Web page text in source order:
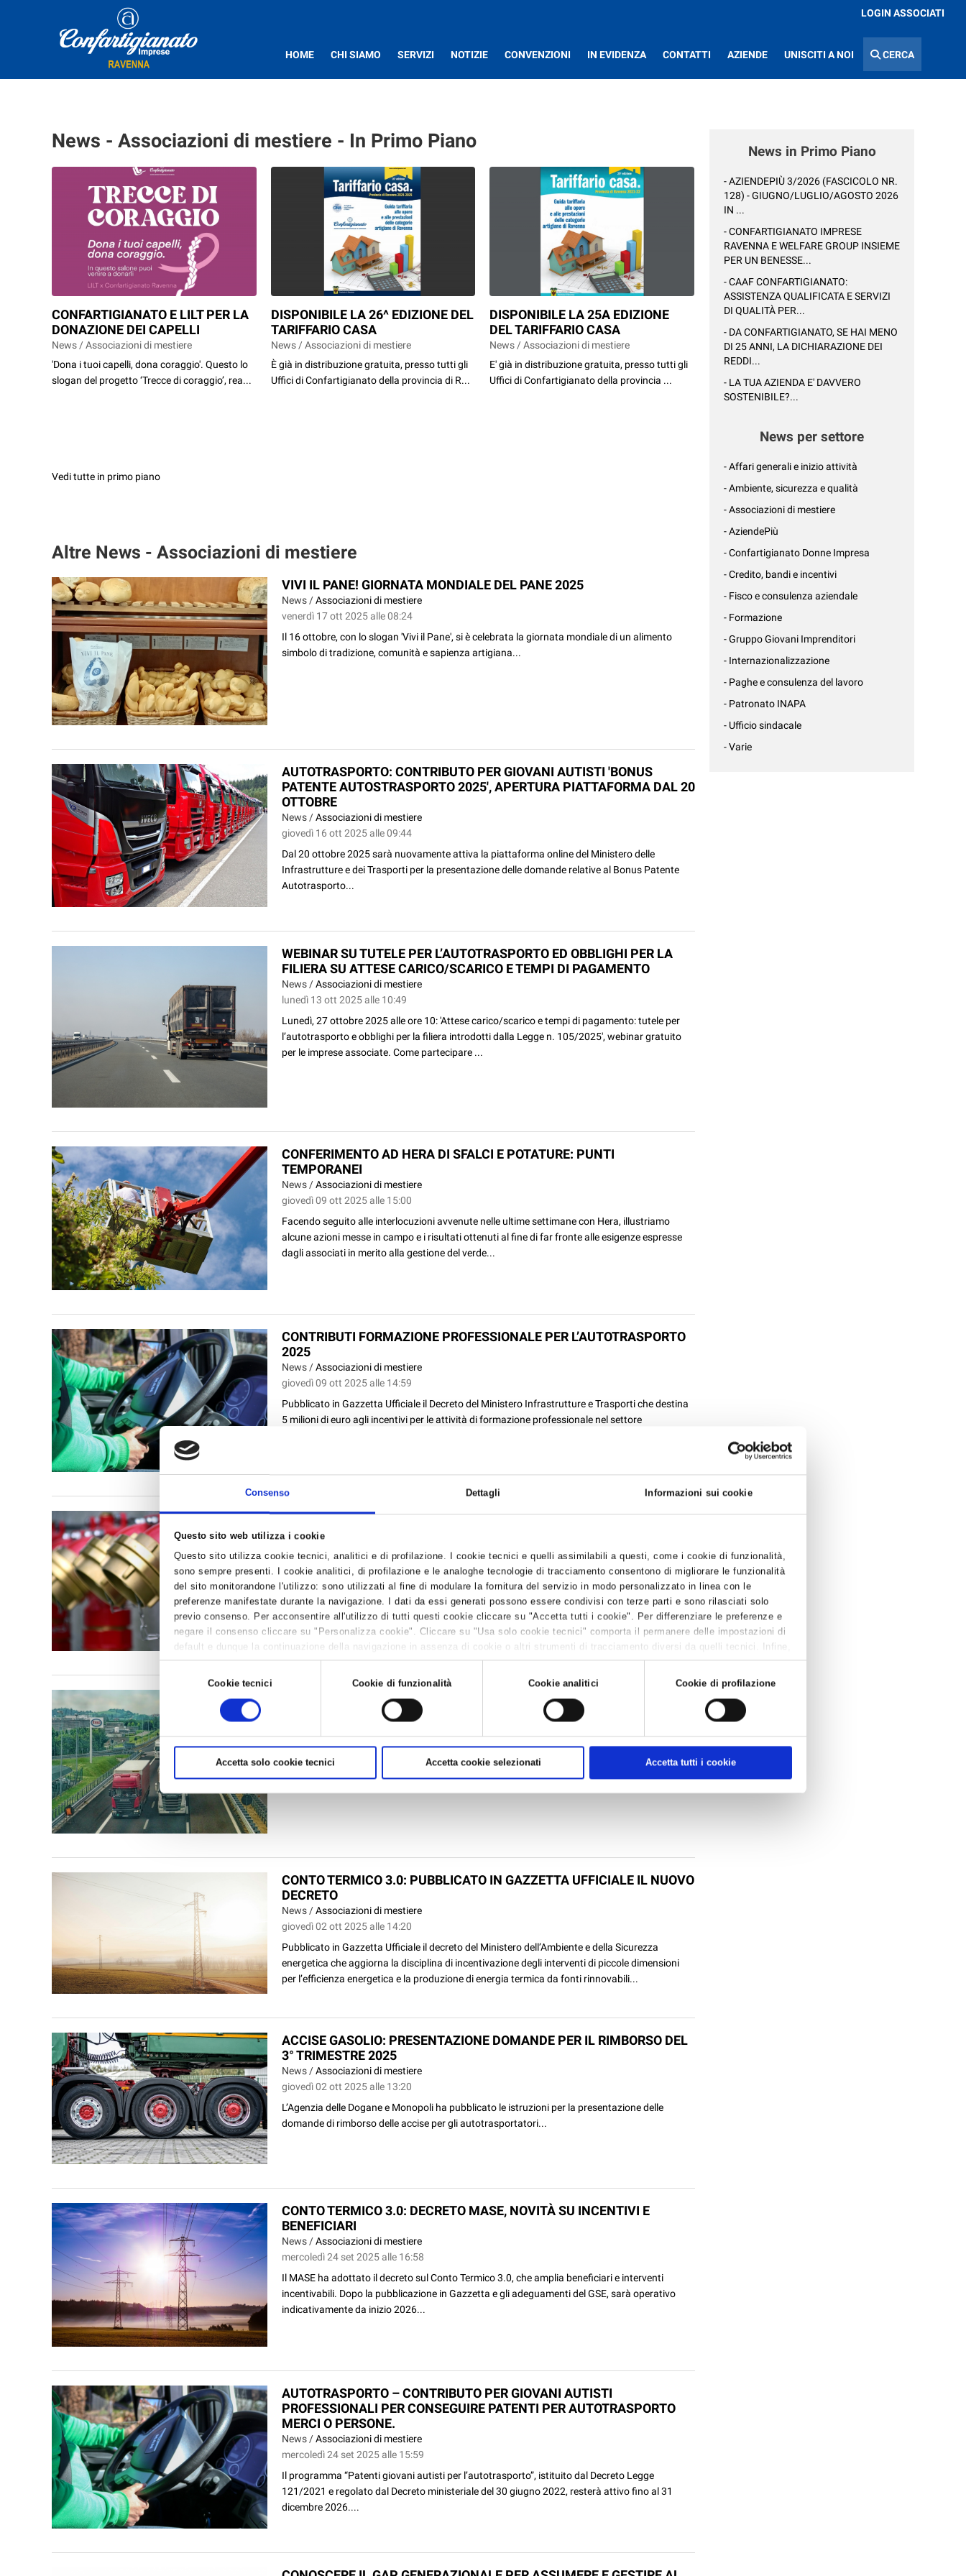
Consenso Dettagli Informazioni sui cookie
Questo sito web utilizza i cookie
Questo sito utilizza cookie tecnici, analitici e di profilazione. I cookie tecnici e quelli assimilabili a questi, come i cookie di funzionalità,
sono sempre presenti. I cookie analitici, di profilazione e le analoghe tecnologie di tracciamento consentono di migliorare le funzionalità
del sito monitorandone l'utilizzo: sono utilizzati al fine di modulare la fornitura del servizio in modo personalizzato in linea con le
preferenze manifestate durante la navigazione. I dati da essi generati possono essere condivisi con terze parti e sono rilasciati solo
previo consenso. Per acconsentire all'utilizzo di tutti questi cookie cliccare su "Accetta tutti i cookie". Per differenziare le preferenze e
negare il consenso cliccare su "Personalizza cookie". Cliccare su "Usa solo cookie tecnici" comporta il permanere delle impostazioni di
default e dunque la continuazione della navigazione in assenza di cookie o altri strumenti di tracciamento diversi da quelli tecnici. Infine,
per avere maggiori informazioni, leggere laCookie policy.
Cookie tecnici Cookie di funzionalità Cookie analitici Cookie di profilazione
Accetta solo cookie tecnici Accetta cookie selezionati Accetta tutti i cookie
LOGIN ASSOCIATI
HOME CHI SIAMO SERVIZI NOTIZIE CONVENZIONI IN EVIDENZA CONTATTI AZIENDE UNISCITI A NOI CERCA
News - Associazioni di mestiere - In Primo Piano
CONFARTIGIANATO E LILT PER LA
DONAZIONE DEI CAPELLI
News / Associazioni di mestiere
'Dona i tuoi capelli, dona coraggio'. Questo lo
slogan del progetto ‘Trecce di coraggio’, rea...
DISPONIBILE LA 26^ EDIZIONE DEL
TARIFFARIO CASA
News / Associazioni di mestiere
È già in distribuzione gratuita, presso tutti gli
Uffici di Confartigianato della provincia di R...
DISPONIBILE LA 25A EDIZIONE
DEL TARIFFARIO CASA
News / Associazioni di mestiere
E' già in distribuzione gratuita, presso tutti gli
Uffici di Confartigianato della provincia ...
Vedi tutte in primo piano
Altre News - Associazioni di mestiere
VIVI IL PANE! GIORNATA MONDIALE DEL PANE 2025
News /Associazioni di mestiere
venerdì 17 ott 2025 alle 08:24
Il 16 ottobre, con lo slogan 'Vivi il Pane', si è celebrata la giornata mondiale di un alimento
simbolo di tradizione, comunità e sapienza artigiana...
AUTOTRASPORTO: CONTRIBUTO PER GIOVANI AUTISTI 'BONUS
PATENTE AUTOSTRASPORTO 2025', APERTURA PIATTAFORMA DAL 20
OTTOBRE
News /Associazioni di mestiere
giovedì 16 ott 2025 alle 09:44
Dal 20 ottobre 2025 sarà nuovamente attiva la piattaforma online del Ministero delle
Infrastrutture e dei Trasporti per la presentazione delle domande relative al Bonus Patente
Autotrasporto...
WEBINAR SU TUTELE PER L’AUTOTRASPORTO ED OBBLIGHI PER LA
FILIERA SU ATTESE CARICO/SCARICO E TEMPI DI PAGAMENTO
News /Associazioni di mestiere
lunedì 13 ott 2025 alle 10:49
Lunedì, 27 ottobre 2025 alle ore 10: 'Attese carico/scarico e tempi di pagamento: tutele per
l’autotrasporto e obblighi per la filiera introdotti dalla Legge n. 105/2025', webinar gratuito
per le imprese associate. Come partecipare ...
CONFERIMENTO AD HERA DI SFALCI E POTATURE: PUNTI
TEMPORANEI
News /Associazioni di mestiere
giovedì 09 ott 2025 alle 15:00
Facendo seguito alle interlocuzioni avvenute nelle ultime settimane con Hera, illustriamo
alcune azioni messe in campo e i risultati ottenuti al fine di far fronte alle esigenze espresse
dagli associati in merito alla gestione del verde...
CONTRIBUTI FORMAZIONE PROFESSIONALE PER L’AUTOTRASPORTO
2025
News /Associazioni di mestiere
giovedì 09 ott 2025 alle 14:59
Pubblicato in Gazzetta Ufficiale il Decreto del Ministero Infrastrutture e Trasporti che destina
5 milioni di euro agli incentivi per le attività di formazione professionale nel settore
QUALIFICAZIONE MANUTENTORI ANTINCENDIO: LA SCADENZA
SLITTA AL 25 SETTEMBRE 2026
News /
Associazioni di mestiere
mercoledì 08 ott 2025 alle 16:08
Il 25 settembre 2026, data di entrata in vigore dell’obbligo di qualificazione per i presidii
antincendio, coinciderà con la conclusione ufficiale del periodo transitorio...
CCNL LOGISTICA-TRASPORTI: FIRMATA LA STESURA DEL TESTO
lunedì 06 ott 2025 alle 15:46
A disposizione delle imprese associate il testo integrale e definitivo del contratto nazionale di
lavoro...
CONTO TERMICO 3.0: PUBBLICATO IN GAZZETTA UFFICIALE IL NUOVO
DECRETO
News /Associazioni di mestiere
giovedì 02 ott 2025 alle 14:20
Pubblicato in Gazzetta Ufficiale il decreto del Ministero dell’Ambiente e della Sicurezza
energetica che aggiorna la disciplina di incentivazione degli interventi di piccole dimensioni
per l’efficienza energetica e la produzione di energia termica da fonti rinnovabili...
ACCISE GASOLIO: PRESENTAZIONE DOMANDE PER IL RIMBORSO DEL
3° TRIMESTRE 2025
News /Associazioni di mestiere
giovedì 02 ott 2025 alle 13:20
L’Agenzia delle Dogane e Monopoli ha pubblicato le istruzioni per la presentazione delle
domande di rimborso delle accise per gli autotrasportatori...
CONTO TERMICO 3.0: DECRETO MASE, NOVITÀ SU INCENTIVI E
BENEFICIARI
News /Associazioni di mestiere
mercoledì 24 set 2025 alle 16:58
Il MASE ha adottato il decreto sul Conto Termico 3.0, che amplia beneficiari e interventi
incentivabili. Dopo la pubblicazione in Gazzetta e gli adeguamenti del GSE, sarà operativo
indicativamente da inizio 2026...
AUTOTRASPORTO – CONTRIBUTO PER GIOVANI AUTISTI
PROFESSIONALI PER CONSEGUIRE PATENTI PER AUTOTRASPORTO
MERCI O PERSONE.
News /Associazioni di mestiere
mercoledì 24 set 2025 alle 15:59
Il programma “Patenti giovani autisti per l’autotrasporto”, istituito dal Decreto Legge
121/2021 e regolato dal Decreto ministeriale del 30 giugno 2022, resterà attivo fino al 31
dicembre 2026....
News in Primo Piano
- AZIENDEPIÙ 3/2026 (FASCICOLO NR.
128) - GIUGNO/LUGLIO/AGOSTO 2026
IN ...
- CONFARTIGIANATO IMPRESE
RAVENNA E WELFARE GROUP INSIEME
PER UN BENESSE...
- CAAF CONFARTIGIANATO:
ASSISTENZA QUALIFICATA E SERVIZI
DI QUALITÀ PER...
- DA CONFARTIGIANATO, SE HAI MENO
DI 25 ANNI, LA DICHIARAZIONE DEI
REDDI...
- LA TUA AZIENDA E' DAVVERO
SOSTENIBILE?...
News per settore
- Affari generali e inizio attività
- Ambiente, sicurezza e qualità
- Associazioni di mestiere
- AziendePiù
- Confartigianato Donne Impresa
- Credito, bandi e incentivi
- Fisco e consulenza aziendale
- Formazione
- Gruppo Giovani Imprenditori
- Internazionalizzazione
- Paghe e consulenza del lavoro
- Patronato INAPA
- Ufficio sindacale
- Varie